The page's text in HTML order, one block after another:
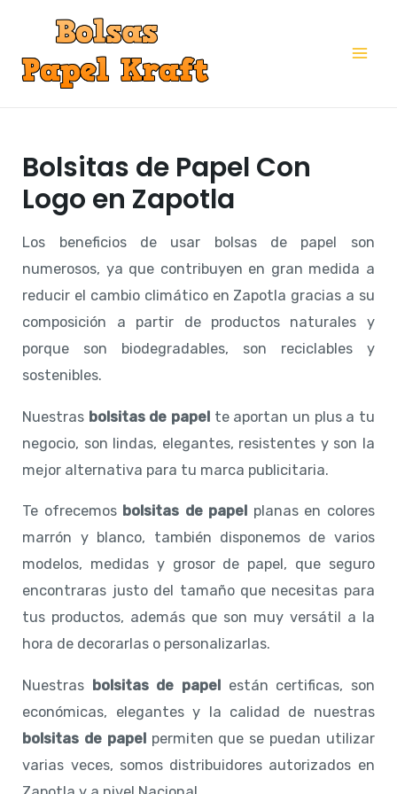
contenido
Bolsitas de Papel Con
Logo en Zapotla
Los beneficios de usar bolsas de papel son
numerosos, ya que contribuyen en gran medida a
reducir el cambio climático en Zapotla gracias a su
composición a partir de productos naturales y
porque son biodegradables, son reciclables y
sostenibles.
Nuestras bolsitas de papel te aportan un plus a tu
negocio, son lindas, elegantes, resistentes y son la
mejor alternativa para tu marca publicitaria.
Te ofrecemos bolsitas de papel planas en colores
marrón y blanco, también disponemos de varios
modelos, medidas y grosor de papel, que seguro
encontraras justo del tamaño que necesitas para
tus productos, además que son muy versátil a la
hora de decorarlas o personalizarlas.
Nuestras bolsitas de papel están certificas, son
económicas, elegantes y la calidad de nuestras
bolsitas de papelpermiten que se puedan utilizar
varias veces, somos distribuidores autorizados en